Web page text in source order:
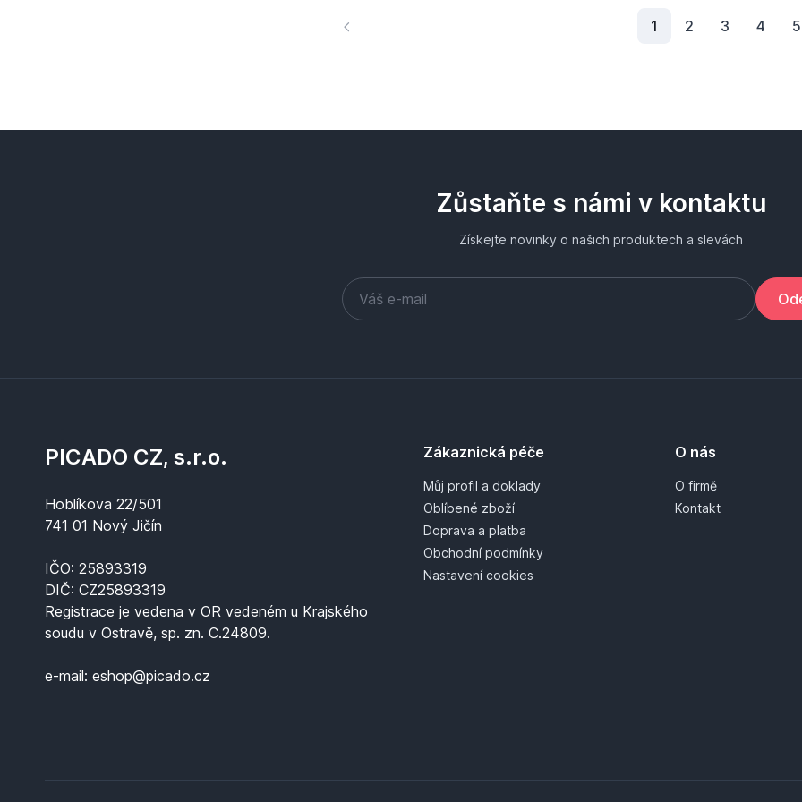
1 Aktuální stránka
2 3 4 5
Zůstaňte s námi v kontaktu
Získejte novinky o našich produktech a slevách
PICADO CZ, s.r.o.
Hoblíkova 22/501
741 01 Nový Jičín
IČO: 25893319
DIČ: CZ25893319
Registrace je vedena v OR vedeném u Krajského
soudu v Ostravě, sp. zn. C.24809.
e-mail: eshop@picado.cz
Zákaznická péče
Můj profil a doklady
Oblíbené zboží
Doprava a platba
Obchodní podmínky
Nastavení cookies
O nás
O firmě
Kontakt